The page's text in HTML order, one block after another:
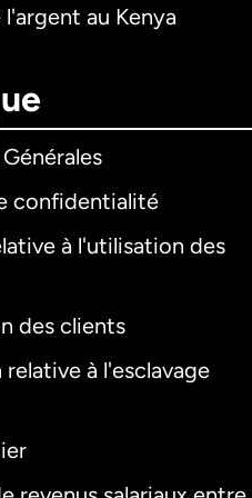
au Kenya
confidentialité
à l'utilisation des
des clients
à l'esclavage